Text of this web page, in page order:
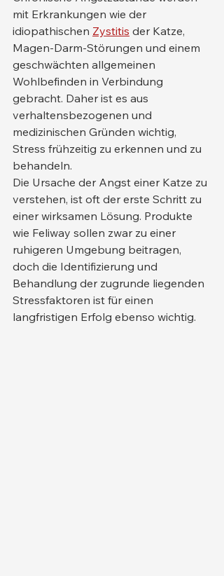
mit Erkrankungen wie der
idiopathischen Zystitis der Katze,
Magen-Darm-Störungen und einem
geschwächten allgemeinen
Wohlbefinden in Verbindung
gebracht. Daher ist es aus
verhaltensbezogenen und
medizinischen Gründen wichtig,
Stress frühzeitig zu erkennen und zu
behandeln.
Die Ursache der Angst einer Katze zu
verstehen, ist oft der erste Schritt zu
einer wirksamen Lösung. Produkte
wie Feliway sollen zwar zu einer
ruhigeren Umgebung beitragen,
doch die Identifizierung und
Behandlung der zugrunde liegenden
Stressfaktoren ist für einen
langfristigen Erfolg ebenso wichtig.